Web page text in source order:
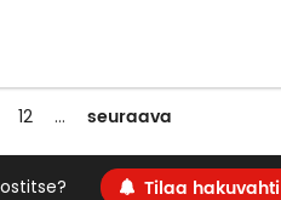
12 … seuraava
Tilaa hakuvahti